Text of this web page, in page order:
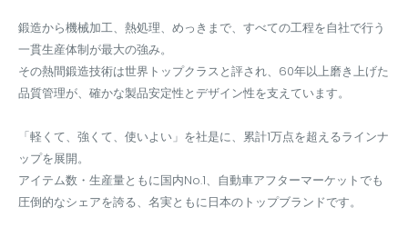
鍛造から機械加工、熱処理、めっきまで、すべての工程を自社で行う
一貫生産体制が最大の強み。
その熱間鍛造技術は世界トップクラスと評され、60年以上磨き上げた
品質管理が、確かな製品安定性とデザイン性を支えています。
「軽くて、強くて、使いよい」を社是に、累計1万点を超えるラインナ
ップを展開。
アイテム数・生産量ともに国内No.1、自動車アフターマーケットでも
圧倒的なシェアを誇る、名実ともに日本のトップブランドです。